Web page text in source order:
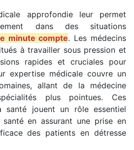
approfondie leur permet
dans des situations
minute compte. Les médecins
à travailler sous pression et
rapides et cruciales pour
expertise médicale couvre un
allant de la médecine
plus pointues. Ces
santé jouent un rôle essentiel
en assurant une prise en
des patients en détresse